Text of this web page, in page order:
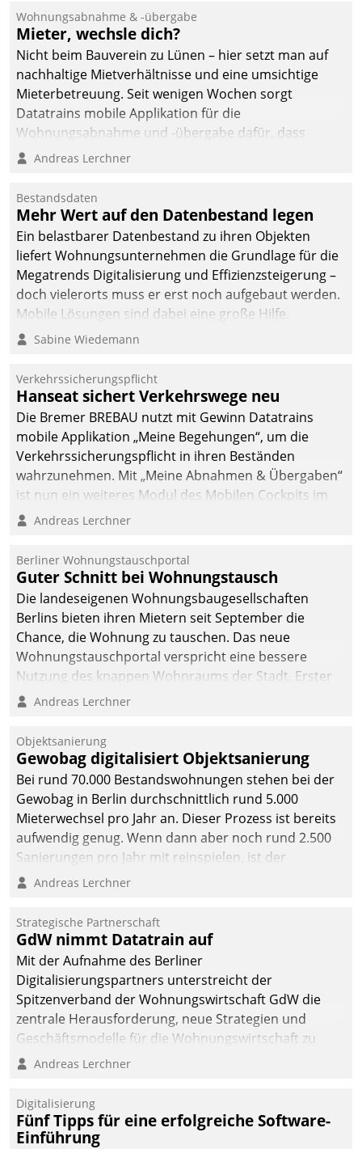
Ressort Kapitalanlage für
künftige Aufgaben und
Herausforderungen
gerüstet.
Wohnungsabnahme & -übergabe
Mieter, wechsle dich?
Nicht beim Bauverein zu Lünen – hier setzt man auf
nachhaltige Mietverhältnisse und eine umsichtige
Mieterbetreuung. Seit wenigen Wochen sorgt
Datatrains mobile Applikation für die
Wohnungsabnahme und -übergabe dafür, dass
Mieter wohlgeordnet kommen und, so es sein muss,
Andreas Lerchner
Bestandsdaten
Mehr Wert auf den Datenbestand legen
Ein belastbarer Datenbestand zu ihren Objekten
liefert Wohnungsunternehmen die Grundlage für die
Megatrends Digitalisierung und Effizienzsteigerung –
doch vielerorts muss er erst noch aufgebaut werden.
Mobile Lösungen sind dabei eine große Hilfe.
Sabine Wiedemann
Verkehrssicherungspflicht
Hanseat sichert Verkehrswege neu
Die Bremer BREBAU nutzt mit Gewinn Datatrains
mobile Applikation „Meine Begehungen“, um die
Verkehrssicherungspflicht in ihren Beständen
wahrzunehmen. Mit „Meine Abnahmen & Übergaben“
ist nun ein weiteres Modul des Mobilen Cockpits im
Einsatz.
Andreas Lerchner
Berliner Wohnungstauschportal
Guter Schnitt bei Wohnungstausch
Die landeseigenen Wohnungsbaugesellschaften
Berlins bieten ihren Mietern seit September die
Chance, die Wohnung zu tauschen. Das neue
Wohnungstauschportal verspricht eine bessere
Nutzung des knappen Wohnraums der Stadt. Erster
Anwendungsfall für Datatrains Lösung API-Hub mit
Unternehmen.
Andreas Lerchner
Objektsanierung
Gewobag digitalisiert Objektsanierung
Bei rund 70.000 Bestandswohnungen stehen bei der
Gewobag in Berlin durchschnittlich rund 5.000
Mieterwechsel pro Jahr an. Dieser Prozess ist bereits
aufwendig genug. Wenn dann aber noch rund 2.500
Sanierungen pro Jahr mit reinspielen, ist der
Betreuungs- und Organisationsaufwand immens. Im
kommunale Wohnungsbauunternehmen daher
gemeinsam mit der Berliner Datatrain GmbH den
Teilprozess der Objektsanierung digitalisiert.
Andreas Lerchner
Strategische Partnerschaft
GdW nimmt Datatrain auf
Mit der Aufnahme des Berliner
Digitalisierungspartners unterstreicht der
Spitzenverband der Wohnungswirtschaft GdW die
zentrale Herausforderung, neue Strategien und
Geschäftsmodelle für die Wohnungswirtschaft zu
entwickeln.
Andreas Lerchner
Digitalisierung
Fünf Tipps für eine erfolgreiche Software-
Einführung